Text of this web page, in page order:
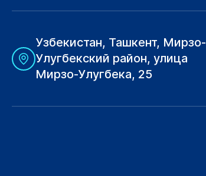
Узбекистан, Ташкент, Мирзо-
Улугбекский район, улица
Мирзо-Улугбека, 25